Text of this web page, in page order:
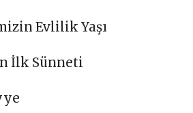
Evlilik Yaşı
İlk Sünneti